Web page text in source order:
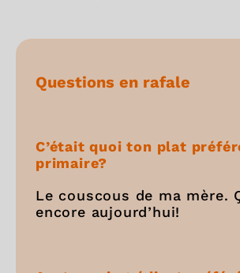
Questions en rafale
C’était quoi ton plat
primaire?
Le couscous de ma mère.
encore aujourd’hui!